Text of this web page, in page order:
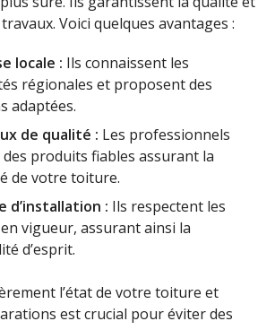
Voici quelques avantages :
locale : Ils connaissent les
régionales et proposent des
adaptées.
de qualité : Les professionnels
produits fiables assurant la
de votre toiture.
d’installation : Ils respectent les
vigueur, assurant ainsi la
d’esprit.
l’état de votre toiture et
est crucial pour éviter des